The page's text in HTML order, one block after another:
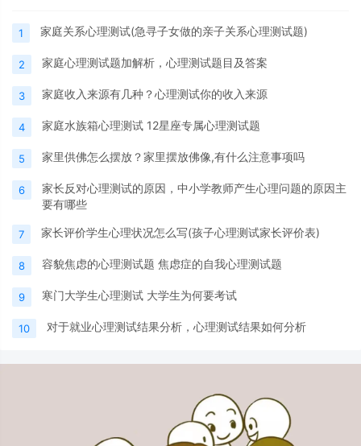
1 家庭关系心理测试(急寻子女做的亲子关系心理测试题)
2 家庭心理测试题加解析，心理测试题目及答案
3 家庭收入来源有几种？心理测试你的收入来源
4 家庭水族箱心理测试 12星座专属心理测试题
5 家里供佛怎么摆放？家里摆放佛像,有什么注意事项吗
6
家长反对心理测试的原因，中小学教师产生心理问题的原因主
要有哪些
7 家长评价学生心理状况怎么写(孩子心理测试家长评价表)
8 容貌焦虑的心理测试题 焦虑症的自我心理测试题
9 寒门大学生心理测试 大学生为何要考试
10 对于就业心理测试结果分析，心理测试结果如何分析